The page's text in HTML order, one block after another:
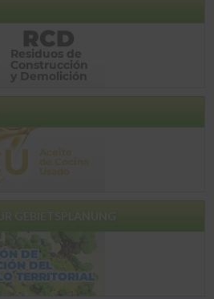
GEBIETSPLANUNG